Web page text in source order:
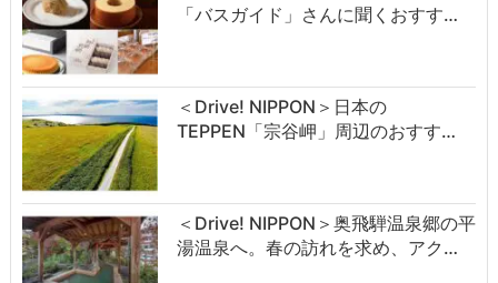
「バスガイド」さんに聞くおすす…
＜Drive! NIPPON＞日本の
TEPPEN「宗谷岬」周辺のおすす…
＜Drive! NIPPON＞奥飛騨温泉郷の平
湯温泉へ。春の訪れを求め、アク…